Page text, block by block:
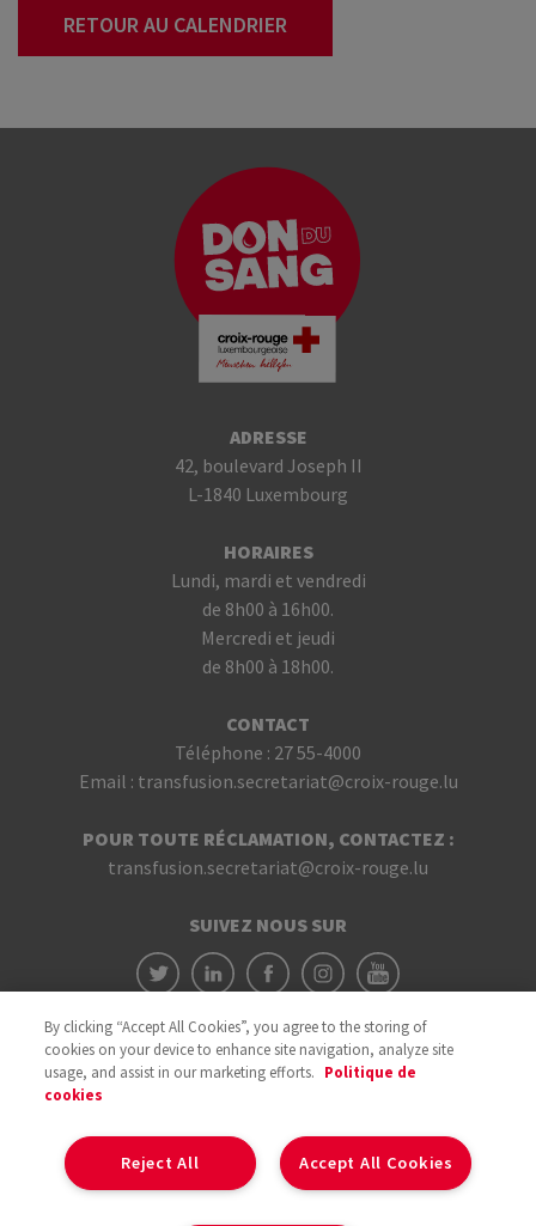
RETOUR AU CALENDRIER
ADRESSE
42, boulevard Joseph II
L-1840 Luxembourg
HORAIRES
Lundi, mardi et vendredi
de 8h00 à 16h00.
Mercredi et jeudi
de 8h00 à 18h00.
CONTACT
Téléphone : 27 55-4000
Email : transfusion.secretariat@croix-rouge.lu
POUR TOUTE RÉCLAMATION, CONTACTEZ :
transfusion.secretariat@croix-rouge.lu
SUIVEZ NOUS SUR
By clicking “Accept All Cookies”, you agree to the storing of
cookies on your device to enhance site navigation, analyze site
usage, and assist in our marketing efforts. Politique de
cookies
Accept All Cookies
Reject All